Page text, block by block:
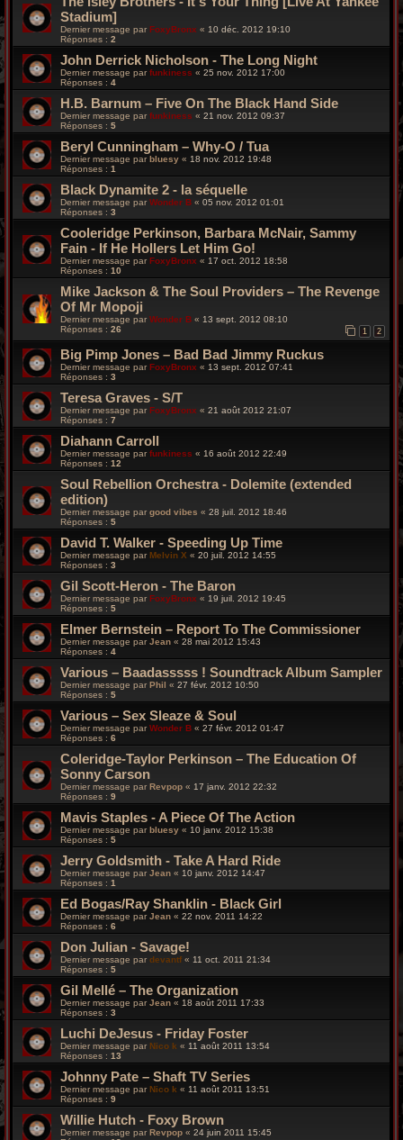
Stadium]
Dernier message par FoxyBronx « 10 déc. 2012 19:10
Réponses : 2
John Derrick Nicholson - The Long Night
Dernier message parfunkiness « 25 nov. 2012 17:00
Réponses : 4
H.B. Barnum – Five On The Black Hand Side
Dernier message par funkiness « 21 nov. 2012 09:37
Réponses : 5
Beryl Cunningham – Why-O / Tua
Dernier message parbluesy « 18 nov. 2012 19:48
Réponses : 1
Black Dynamite 2 - la séquelle
Dernier message par Wonder B « 05 nov. 2012 01:01
Réponses : 3
Cooleridge Perkinson, Barbara McNair, Sammy
Fain - If He Hollers Let Him Go!
Dernier message par FoxyBronx « 17 oct. 2012 18:58
Réponses : 10
Mike Jackson & The Soul Providers – The Revenge
Of Mr Mopoji
Dernier message par Wonder B « 13 sept. 2012 08:10
Réponses : 26 1 2
Big Pimp Jones – Bad Bad Jimmy Ruckus
Dernier message par FoxyBronx « 13 sept. 2012 07:41
Réponses : 3
Teresa Graves - S/T
Dernier message par FoxyBronx « 21 août 2012 21:07
Réponses : 7
Diahann Carroll
Dernier message parfunkiness « 16 août 2012 22:49
Réponses : 12
Soul Rebellion Orchestra - Dolemite (extended
edition)
Dernier message par good vibes « 28 juil. 2012 18:46
Réponses : 5
David T. Walker - Speeding Up Time
Dernier message par Melvin X « 20 juil. 2012 14:55
Réponses : 3
Gil Scott-Heron - The Baron
Dernier message par FoxyBronx « 19 juil. 2012 19:45
Réponses : 5
Elmer Bernstein – Report To The Commissioner
Dernier message parJean « 28 mai 2012 15:43
Réponses : 4
Various – Baadasssss ! Soundtrack Album Sampler
Dernier message par Phil « 27 févr. 2012 10:50
Réponses : 5
Various – Sex Sleaze & Soul
Dernier message parWonder B « 27 févr. 2012 01:47
Réponses : 6
Coleridge-Taylor Perkinson – The Education Of
Sonny Carson
Dernier message par Revpop « 17 janv. 2012 22:32
Réponses : 9
Mavis Staples - A Piece Of The Action
Dernier message par bluesy « 10 janv. 2012 15:38
Réponses : 5
Jerry Goldsmith - Take A Hard Ride
Dernier message par Jean « 10 janv. 2012 14:47
Réponses : 1
Ed Bogas/Ray Shanklin - Black Girl
Dernier message parJean « 22 nov. 2011 14:22
Réponses : 6
Don Julian - Savage!
Dernier message par devantf « 11 oct. 2011 21:34
Réponses : 5
Gil Mellé – The Organization
Dernier message parJean « 18 août 2011 17:33
Réponses : 3
Luchi DeJesus - Friday Foster
Dernier message par Nico k « 11 août 2011 13:54
Réponses : 13
Johnny Pate – Shaft TV Series
Dernier message par Nico k « 11 août 2011 13:51
Réponses : 9
Willie Hutch - Foxy Brown
Dernier message par Revpop « 24 juin 2011 15:45